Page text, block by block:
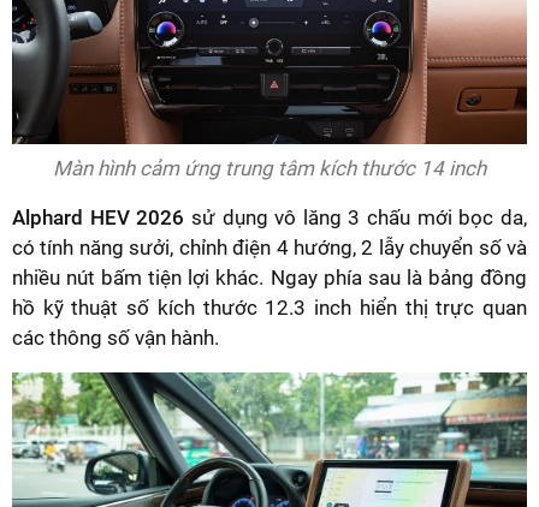
Màn hình cảm ứng trung tâm kích thước 14 inch
Alphard HEV 2026 sử dụng vô lăng 3 chấu mới bọc da,
có tính năng sưởi, chỉnh điện 4 hướng, 2 lẫy chuyển số và
nhiều nút bấm tiện lợi khác. Ngay phía sau là bảng đồng
hồ kỹ thuật số kích thước 12.3 inch hiển thị trực quan
các thông số vận hành.